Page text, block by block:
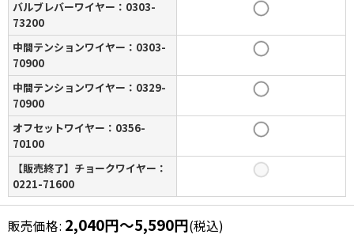
バルブレバーワイヤー：0303-
73200
中間テンションワイヤー：0303-
70900
中間テンションワイヤー：0329-
70900
オフセットワイヤー：0356-
70100
【販売終了】チョークワイヤー：
0221-71600
販売価格: 2,040円～5,590円(税込)